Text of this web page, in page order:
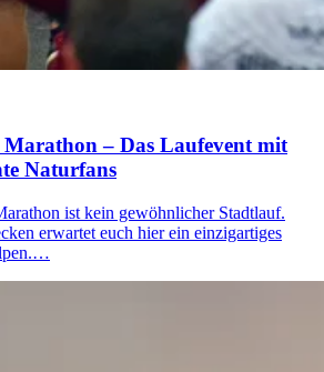
– Das Laufevent mit
Naturfans
ist kein gewöhnlicher Stadtlauf.
erwartet euch hier ein einzigartiges